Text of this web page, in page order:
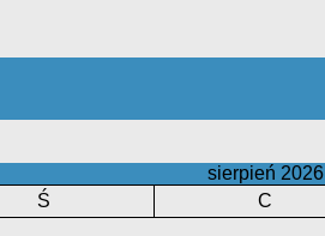
sierpień 2026
Ś C